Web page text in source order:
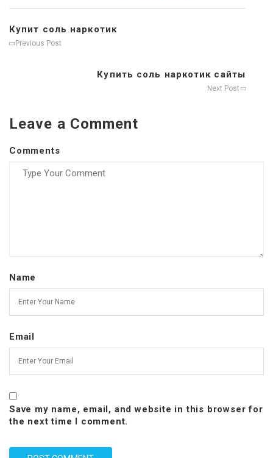
Купит соль наркотик
Previous Post
Купить соль наркотик сайты
Next Post
Leave a Comment
Comments
Name
Email
Save my name, email, and website in this browser for
the next time I comment.